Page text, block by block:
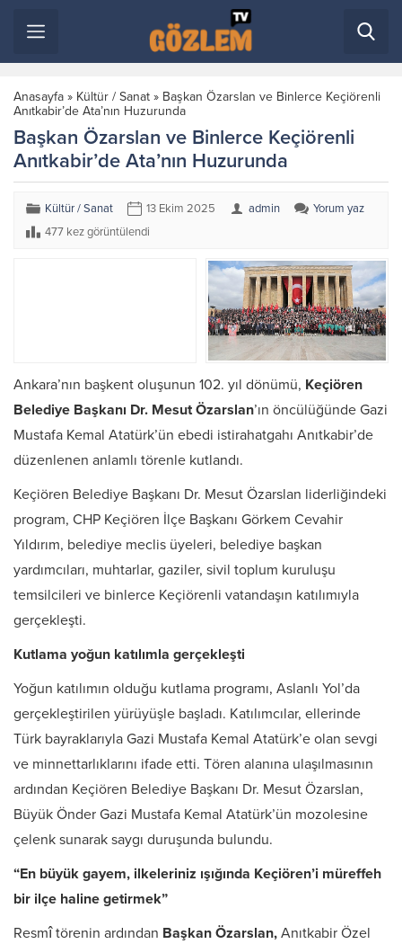
Anasayfa » Kültür / Sanat » Başkan Özarslan ve Binlerce Keçiörenli
Anıtkabir’de Ata’nın Huzurunda
Başkan Özarslan ve Binlerce Keçiörenli
Anıtkabir’de Ata’nın Huzurunda
Kültür / Sanat 13 Ekim 2025 admin
Yorum yaz
477 kez görüntülendi
Ankara’nın başkent oluşunun 102. yıl dönümü, Keçiören
Belediye Başkanı Dr. Mesut Özarslan’ın öncülüğünde Gazi
Mustafa Kemal Atatürk’ün ebedi istirahatgahı Anıtkabir’de
düzenlenen anlamlı törenle kutlandı.
Keçiören Belediye Başkanı Dr. Mesut Özarslan liderliğindeki
program, CHP Keçiören İlçe Başkanı Görkem Cevahir
Yıldırım, belediye meclis üyeleri, belediye başkan
yardımcıları, muhtarlar, gaziler, sivil toplum kuruluşu
temsilcileri ve binlerce Keçiörenli vatandaşın katılımıyla
gerçekleşti.
Kutlama yoğun katılımla gerçekleşti
Yoğun katılımın olduğu kutlama programı, Aslanlı Yol’da
gerçekleştirilen yürüyüşle başladı. Katılımcılar, ellerinde
Türk bayraklarıyla Gazi Mustafa Kemal Atatürk’e olan sevgi
ve minnettarlıklarını ifade etti. Tören alanına ulaşılmasının
ardından Keçiören Belediye Başkanı Dr. Mesut Özarslan,
Büyük Önder Gazi Mustafa Kemal Atatürk’ün mozolesine
çelenk sunarak saygı duruşunda bulundu.
“En büyük gayem, ilkeleriniz ışığında Keçiören’i müreffeh
bir ilçe haline getirmek”
Resmî törenin ardından Başkan Özarslan, Anıtkabir Özel